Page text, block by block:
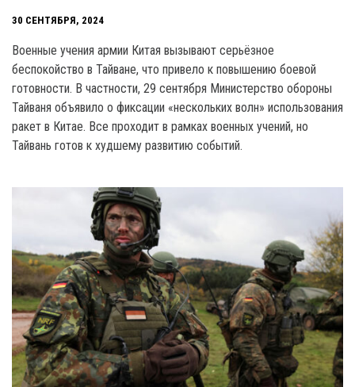
30 СЕНТЯБРЯ, 2024
Военные учения армии Китая вызывают серьёзное
беспокойство в Тайване, что привело к повышению боевой
готовности. В частности, 29 сентября Министерство обороны
Тайваня объявило о фиксации «нескольких волн» использования
ракет в Китае. Все проходит в рамках военных учений, но
Тайвань готов к худшему развитию событий.